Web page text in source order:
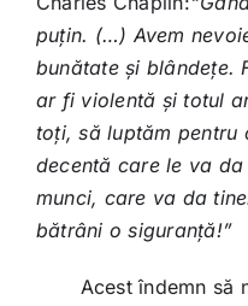
puțin. (…) Avem
bunătate și blândețe.
ar fi violentă și totul
toți, să luptăm pentru
decentă care le va
munci, care va da
bătrâni o siguranță!”
Acest îndemn să